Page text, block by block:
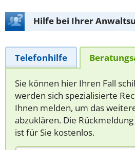
Hilfe bei Ihrer
Telefonhilfe
Sie können hier Ihren Fall
werden sich spezialisierte
Ihnen melden, um das
abzuklären. Die
ist für Sie kostenlos.